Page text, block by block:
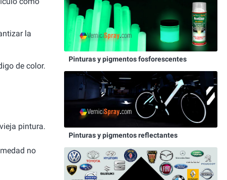
la
de color.
pintura.
no
Pinturas y pigmentos fosforescentes
Pinturas y pigmentos reflectantes